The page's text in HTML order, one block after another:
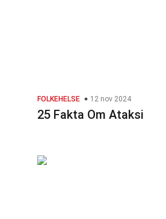
FOLKEHELSE 12 nov 2024
25 Fakta Om Ataksi